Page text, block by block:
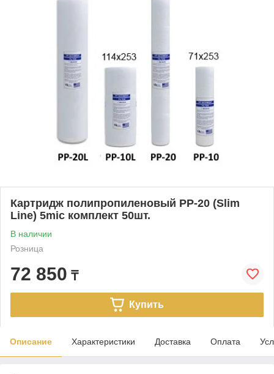
Картридж полипропиленовый PP-20 (Slim
Line) 5mic комплект 50шт.
В наличии
Розница
72 850 ₸
Купить
Описание Характеристики Доставка Оплата